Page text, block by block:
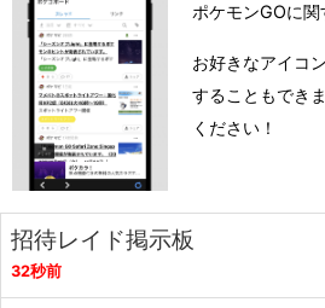
ポケモンGOに関
お好きなアイコ
することもでき
ください！
招待レイド掲示板
32秒前